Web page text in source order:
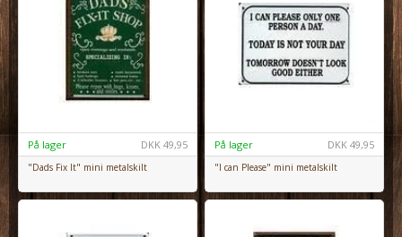
DKK 49,95
På lager
"Dads Fix It" mini metalskilt
DKK 49,95
På lager
"I can Please" mini metalskilt